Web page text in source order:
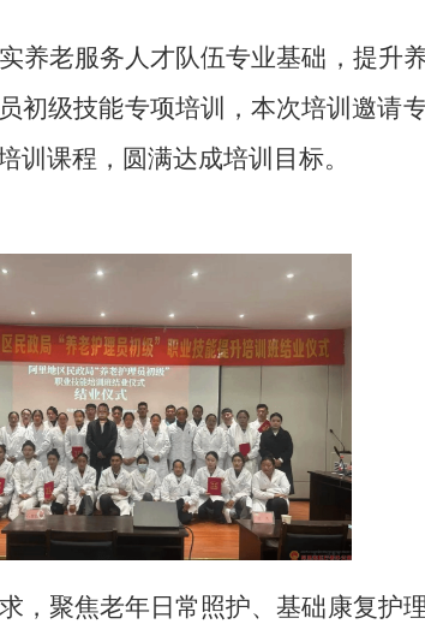
养老服务人才队伍专业基础，提升
初级技能专项培训，本次培训邀请
训课程，圆满达成培训目标。
，聚焦老年日常照护、基础康复护